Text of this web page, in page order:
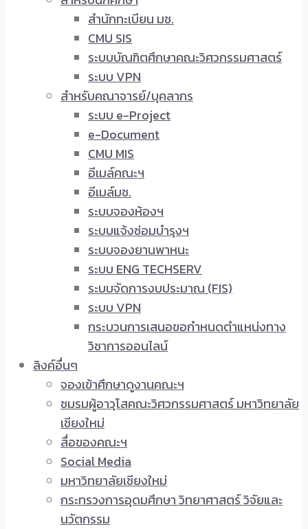
สำนักทะเบียน มช.
CMU SIS
ระบบบัณฑิตศึกษาคณะวิศวกรรมศาสตร์
ระบบ VPN
สำหรับคณาจารย์/บุคลากร
ระบบ e-Project
e-Document
CMU MIS
อีเมล์คณะฯ
อีเมล์มช.
ระบบจองห้องฯ
ระบบแจ้งซ่อมบำรุงฯ
ระบบจองยานพาหนะ
ระบบ ENG TECHSERV
ระบบจัดการงบประมาณ (FIS)
ระบบ VPN
กระบวนการเสนอขอกำหนดตำแหน่งทาง
วิชาการออนไลน์
ลิงค์อื่นๆ
จองเข้าศึกษาดูงานคณะฯ
ชมรมผู้อาวุโสคณะวิศวกรรมศาสตร์ มหาวิทยาลัย
เชียงใหม่
สื่อของคณะฯ
Social Media
มหาวิทยาลัยเชียงใหม่
กระทรวงการอุดมศึกษา วิทยาศาสตร์ วิจัยและ
นวัตกรรม